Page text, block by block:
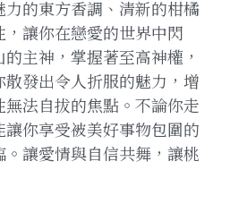
的東方香調、清新的柑橘
讓你在戀愛的世界中閃
主神，掌握著至高神權，
發出令人折服的魅力，增
法自拔的焦點。不論你走
你享受被美好事物包圍的
讓愛情與自信共舞，讓桃